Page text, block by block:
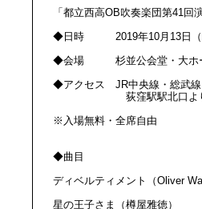
「都立西高OB吹奏楽団第41回
◆日時 2019年10月13日（
◆会場 杉並公会堂・大ホ
◆アクセス JR中央線・総武線
荻窪駅駅北口より
※入場無料・全席自由
◆曲目
ディベルティメント（Oliver
星の王子さま（樽屋雅徳）